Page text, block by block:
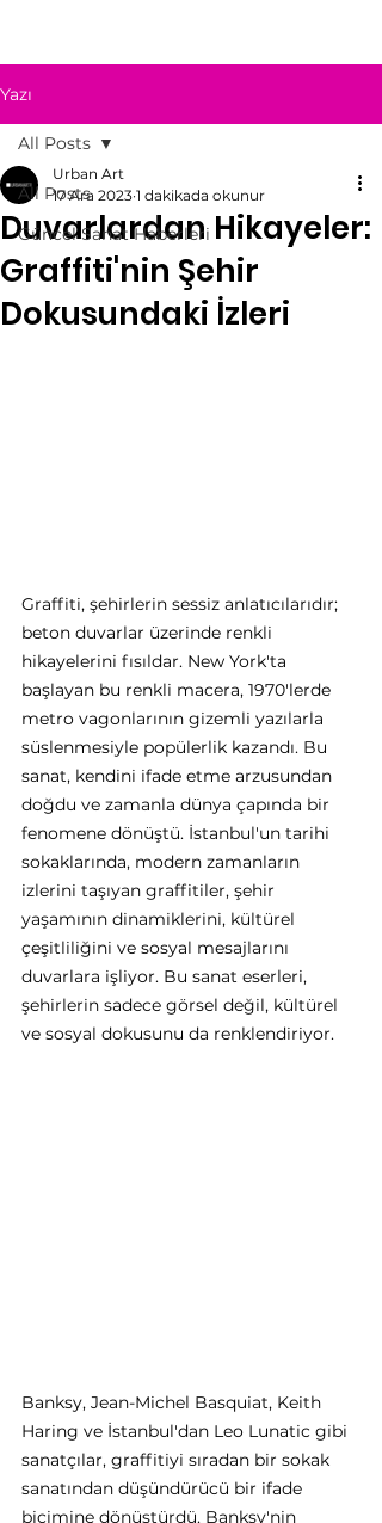
Yazı
All Posts
Güncel Sanat Haberleri
All Posts
Duvarlardan Hikayeler:
Graffiti'nin Şehir
Dokusundaki İzleri
Urban Art
17 Ara 2023 1 dakikada okunur
Graffiti, şehirlerin sessiz anlatıcılarıdır;
beton duvarlar üzerinde renkli
hikayelerini fısıldar. New York'ta
başlayan bu renkli macera, 1970'lerde
metro vagonlarının gizemli yazılarla
süslenmesiyle popülerlik kazandı. Bu
sanat, kendini ifade etme arzusundan
doğdu ve zamanla dünya çapında bir
fenomene dönüştü. İstanbul'un tarihi
sokaklarında, modern zamanların
izlerini taşıyan graffitiler, şehir
yaşamının dinamiklerini, kültürel
çeşitliliğini ve sosyal mesajlarını
duvarlara işliyor. Bu sanat eserleri,
şehirlerin sadece görsel değil, kültürel
ve sosyal dokusunu da renklendiriyor.
Banksy, Jean-Michel Basquiat, Keith
Haring ve İstanbul'dan Leo Lunatic gibi
sanatçılar, graffitiyi sıradan bir sokak
sanatından düşündürücü bir ifade
biçimine dönüştürdü. Banksy'nin